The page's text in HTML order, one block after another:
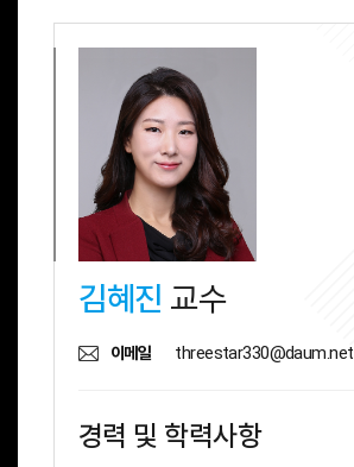
김혜진 교수
이메일 threestar330@daum.net
경력 및 학력사항